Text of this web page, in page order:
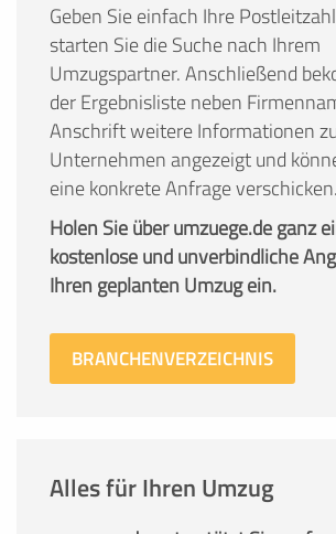
Geben Sie einfach Ihre
starten Sie die Suche nach Ihrem
Umzugspartner. Anschließend
der Ergebnisliste neben
Anschrift weitere Informationen
Unternehmen angezeigt und
eine konkrete Anfrage verschicken.
Holen Sie über umzuege.de ganz
kostenlose und unverbindliche
Ihren geplanten Umzug ein.
BRANCHENVERZEICHNIS
Alles für Ihren Umzug